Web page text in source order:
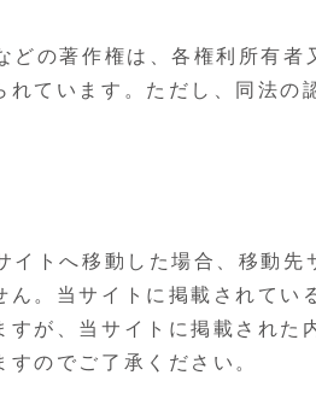
の著作権は、各権利所有者
ています。ただし、同法の
トへ移動した場合、移動先
。当サイトに掲載されてい
が、当サイトに掲載された
のでご了承ください。